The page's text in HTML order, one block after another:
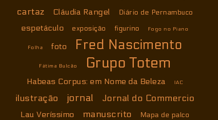
cartaz Cláudia Rangel Diário de Pernambuco
espetáculo exposição figurino Fogo no Piano
Folha foto Fred Nascimento
Fátima Bulcão Grupo Totem
Habeas Corpus: em Nome da Beleza IAC
ilustração jornal Jornal do Commercio
Lau Veríssimo manuscrito Mapa de palco